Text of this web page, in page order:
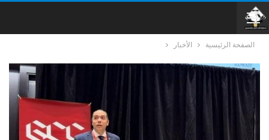
الصفحة الرئيسية الأخبار